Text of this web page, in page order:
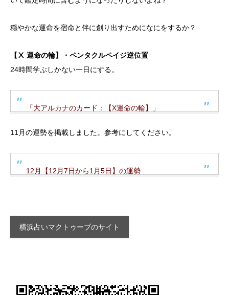
穏やかな運命を宿命と伴に創り出すためになにをするか？
【Ⅹ 運命の輪】・ペンタクルペイジ逆位置
24時間学ぶしかない一日にする。
「大アルカナのカード：【X運命の輪】」
11月の運勢を掲載しました。参考にしてください。
12月【12月7日から1月5日】の運勢
横浜占いマクトゥーブのサイト